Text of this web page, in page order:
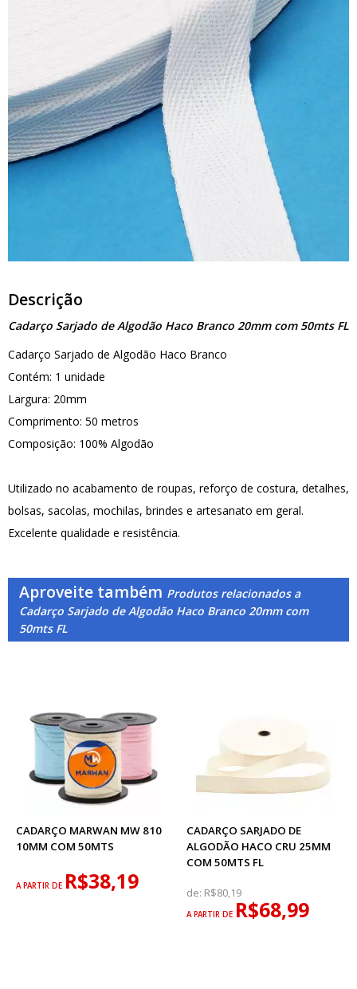
Descrição
Cadarço Sarjado de Algodão Haco Branco 20mm com 50mts FL
Cadarço Sarjado de Algodão Haco Branco
Contém: 1 unidade
Largura: 20mm
Comprimento: 50 metros
Composição: 100% Algodão
Utilizado no acabamento de roupas, reforço de costura, detalhes,
bolsas, sacolas, mochilas, brindes e artesanato em geral.
Excelente qualidade e resistência.
Aproveite também Produtos relacionados a
Cadarço Sarjado de Algodão Haco Branco 20mm com
50mts FL
CADARÇO MARWAN MW 810
10MM COM 50MTS
A PARTIR DE R$38,19
CADARÇO SARJADO DE
ALGODÃO HACO CRU 25MM
COM 50MTS FL
de: R$80,19
A PARTIR DE R$68,99